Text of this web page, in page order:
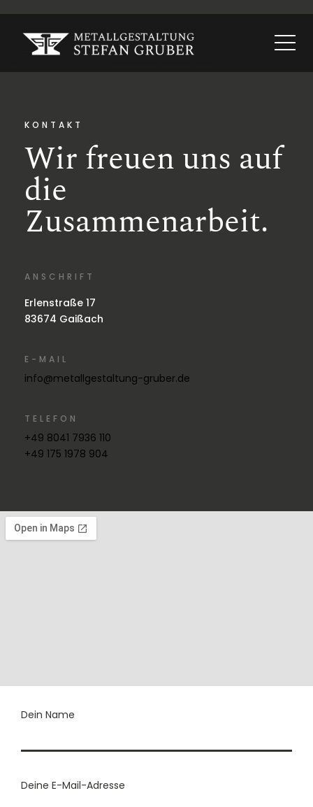
KONTAKT
Wir freuen uns auf
die
Zusammenarbeit.
ANSCHRIFT
Erlenstraße 17
83674 Gaißach
E-MAIL
info@metallgestaltung-gruber.de
TELEFON
+49 8041 7936 110
+49 175 1978 904
Dein Name
Deine E-Mail-Adresse